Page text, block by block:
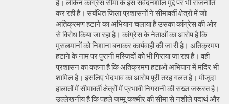
है। लेकिन कांग्रेस सीमा के इस संवेदनशील मुद्दे पर भी राजनीति
कर रही है। संबंधित जिला प्रशासनों ने सीमावर्ती क्षेत्रों में जो
अतिक्रमण हटाने का अभियान चलाया है उसका कांग्रेस की ओर
से विरोध किया जा रहा है। कांग्रेस के नेताओं का आरोप है कि
मुसलमानों को निशाना बनाकर कार्यवाही की जा री है। अतिक्रमण
हटाने के नाम पर पुरानी मस्जिदों को भी गिराया जा रहा है। वही
प्रशासन का कहना है कि अतिक्रमण हटाओ अभियान में मंदिर भी
शामिल है। इसलिए भेदभाव का आरोप पूरी तरह गलत है। मौजूदा
हालातों में सीमावर्ती क्षेत्रों में प्रभावी निगरानी की सख्त जरूरत है।
उल्लेखनीय है कि पहले जम्मू कश्मीर की सीमा से नशीले पदार्थ और